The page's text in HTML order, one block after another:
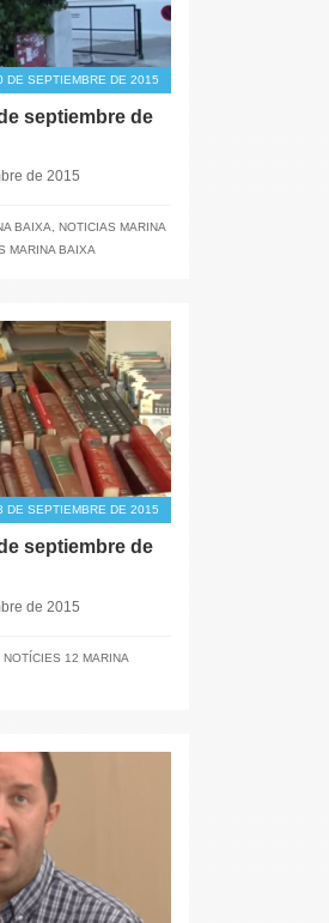
DE SEPTIEMBRE DE 2015
septiembre de
de 2015
BAIXA
NOTICIAS MARINA
MARINA BAIXA
DE SEPTIEMBRE DE 2015
septiembre de
de 2015
NOTÍCIES 12 MARINA